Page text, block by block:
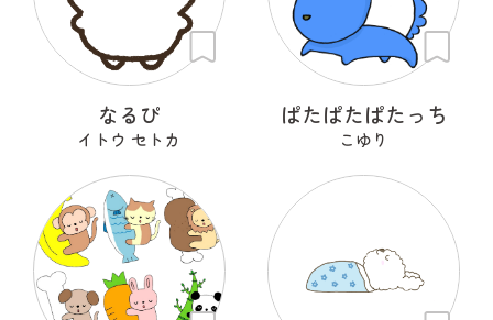
なるぴ
イトウ セトカ
ぱたぱたぱたっち
こゆり